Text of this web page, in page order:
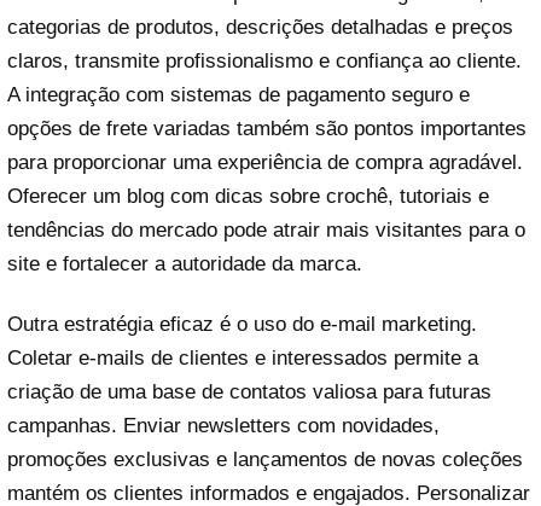
categorias de produtos, descrições detalhadas e preços
claros, transmite profissionalismo e confiança ao cliente.
A integração com sistemas de pagamento seguro e
opções de frete variadas também são pontos importantes
para proporcionar uma experiência de compra agradável.
Oferecer um blog com dicas sobre crochê, tutoriais e
tendências do mercado pode atrair mais visitantes para o
site e fortalecer a autoridade da marca.
Outra estratégia eficaz é o uso do e-mail marketing.
Coletar e-mails de clientes e interessados permite a
criação de uma base de contatos valiosa para futuras
campanhas. Enviar newsletters com novidades,
promoções exclusivas e lançamentos de novas coleções
mantém os clientes informados e engajados. Personalizar